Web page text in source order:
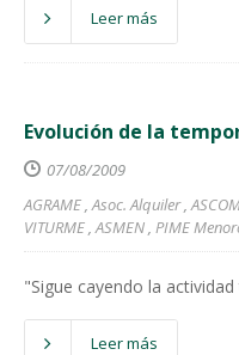
Leer más
Evolución de la
07/08/2009
AGRAME,Asoc. Alquiler,
VITURME,ASMEN, PIME
"Sigue cayendo la
Leer más